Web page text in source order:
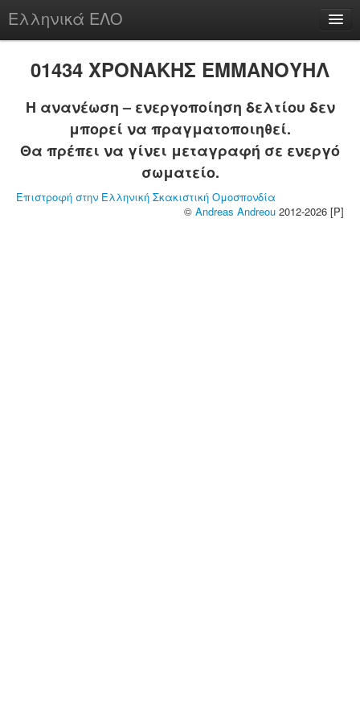
Ελληνικά ΕΛΟ
chesstu.be @ discord
Login
01434 ΧΡΟΝΑΚΗΣ ΕΜΜΑΝΟΥΗΛ
Η ανανέωση – ενεργοποίηση δελτίου δεν
μπορεί να πραγματοποιηθεί.
Θα πρέπει να γίνει μεταγραφή σε ενεργό
σωματείο.
Επιστροφή στην Ελληνική Σκακιστική Ομοσπονδία
© Andreas Andreou 2012-2026 [P]